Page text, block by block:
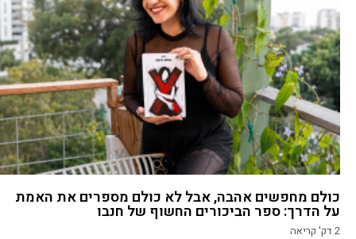
כולם מחפשים אהבה, אבל לא כולם מספרים את האמת
על הדרך: ספר הביכורים החשוף של חנבו
2דק' קריאה